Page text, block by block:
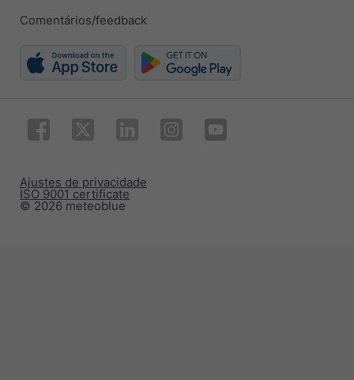
Comentários/feedback
© 2026 meteoblue
ISO 9001 certificate
Ajustes de privacidade